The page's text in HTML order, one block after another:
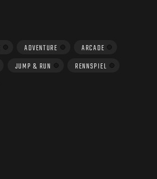
ADVENTURE
ARCADE
JUMP & RUN
RENNSPIEL